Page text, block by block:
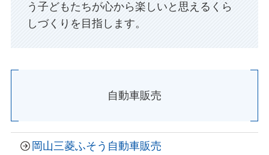
う子どもたちが心から楽しいと思えるくら
しづくりを目指します。
自動車販売
岡山三菱ふそう自動車販売